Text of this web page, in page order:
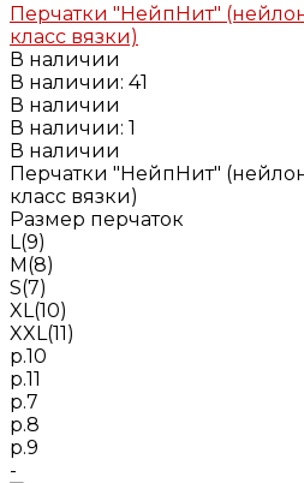
Перчатки "НейпНит"
класс вязки)
В наличии
В наличии: 41
В наличии
В наличии: 1
В наличии
Перчатки "НейпНит"
класс вязки)
Размер перчаток
L(9)
M(8)
S(7)
XL(10)
XXL(11)
р.10
р.11
р.7
р.8
р.9
-